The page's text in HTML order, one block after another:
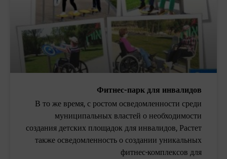
Фитнес-парк для инвалидов
В то же время, с ростом осведомленности среди
муниципальных властей о необходимости
создания детских площадок для инвалидов, Растет
также осведомленность о создании уникальных
фитнес-комплексов для